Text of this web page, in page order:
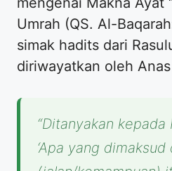
Umrah (QS. Al-
simak hadits dari
diriwayatkan oleh
“Ditanyakan kepada
‘Apa yang